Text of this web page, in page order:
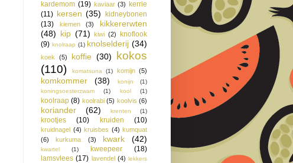
kardemom (19) kaviaar (3) kerrie
(11) kersen (35) kidneybonen
(13)
kiemen (3)
kikkererwten
(48) kip (71) kiwi (2) knoflook
(9) knolraap (1) knolselderij (34)
koek (5) koffie (30)
kokos
(110)
komatsuna (1) komijn (5)
komkommer (38) konijn
(1)
koningsoesterzwam
(1) kool (1)
koolraap (8) koolrabi (5) koolvis (6)
koriander (62) krenten (1)
krootjes (10) kruiden (10)
kruidnagel (4) kruisbes (4) kumquat
(6)
kurkuma (3) kwark (42)
kwartel (1) kweepeer
(18)
lamsvlees (17) lavendel (4) lekkers